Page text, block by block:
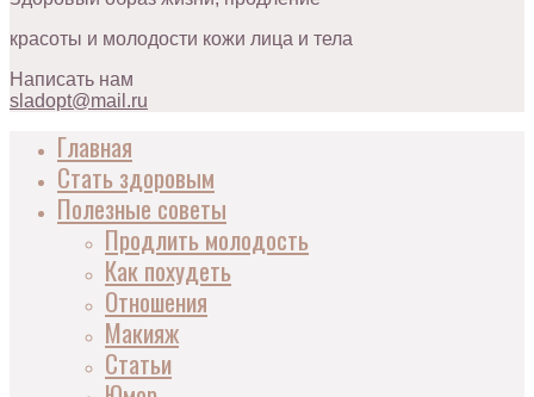
красоты и молодости кожи лица и тела
Написать нам
sladopt@mail.ru
Главная
Стать здоровым
Полезные советы
Продлить молодость
Как похудеть
Отношения
Макияж
Статьи